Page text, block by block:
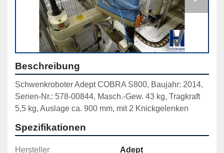
Beschreibung
Schwenkroboter Adept COBRA S800, Baujahr: 2014,
Serien-Nr.: 578-00844, Masch.-Gew. 43 kg, Tragkraft
Spezifikationen
Hersteller Adept